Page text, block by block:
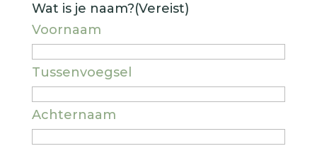
Wat is je naam?(Vereist)
Voornaam
Tussenvoegsel
Achternaam